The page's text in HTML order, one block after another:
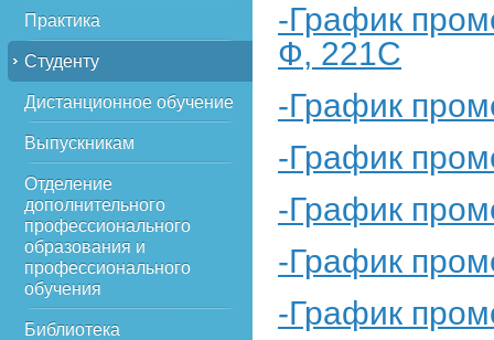
Практика
Студенту
Дистанционное обучение
Выпускникам
Отделение
дополнительного
профессионального
образования и
профессионального
обучения
Библиотека
-График
Ф, 221С
-График
-График
-График
-График
-График